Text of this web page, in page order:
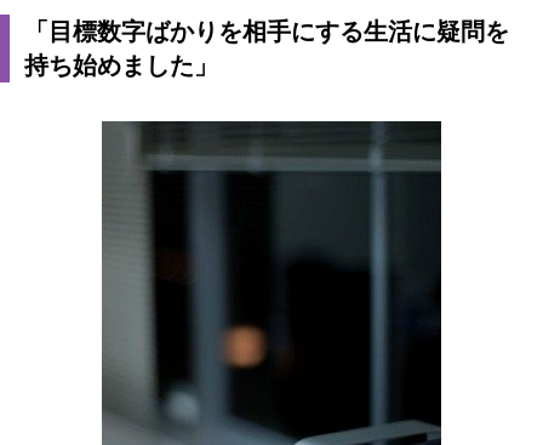
「目標数字ばかりを相手にする生活に疑問を
持ち始めました」